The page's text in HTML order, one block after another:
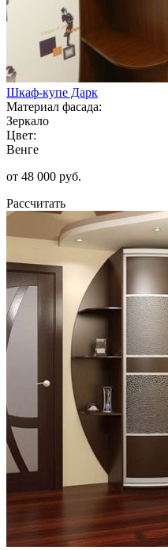
Шкаф-купе Дарк
Материал фасада:
Зеркало
Цвет:
Венге
от 48 000 руб.
Рассчитать